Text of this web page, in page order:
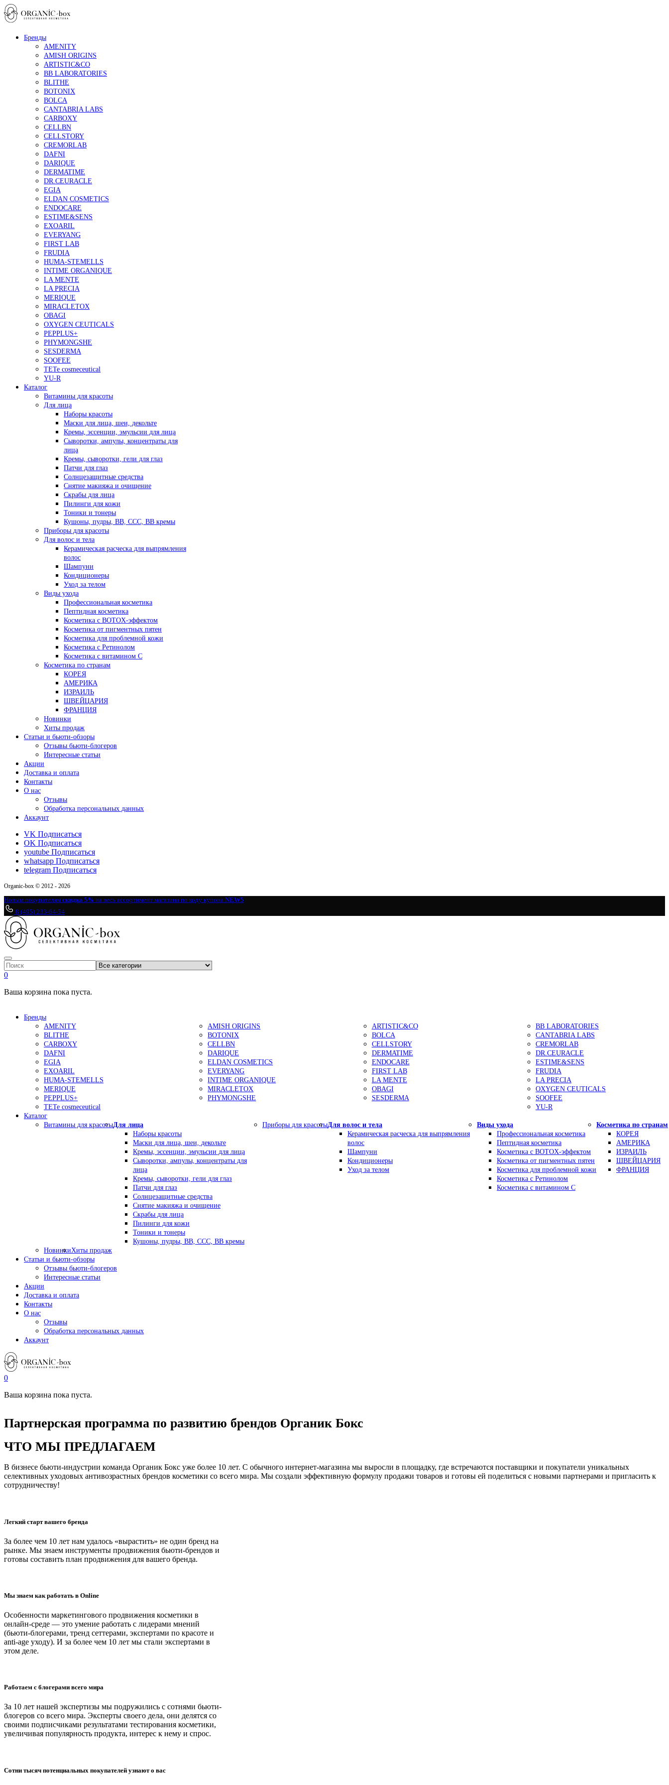
Бренды
AMENITY
AMISH ORIGINS
ARTISTIC&CO
BB LABORATORIES
BLITHE
BOTONIX
BOLCA
CANTABRIA LABS
CARBOXY
CELLBN
CELLSTORY
CREMORLAB
DAFNI
DARIQUE
DERMATIME
DR.CEURACLE
EGIA
ELDAN COSMETICS
ENDOCARE
ESTIME&SENS
EXOARIL
EVERYANG
FIRST LAB
FRUDIA
HUMA-STEMELLS
INTIME ORGANIQUE
LA MENTE
LA PRECIA
MERIQUE
MIRACLETOX
OBAGI
OXYGEN CEUTICALS
PEPPLUS+
PHYMONGSHE
SESDERMA
SOOFEE
TETe cosmeceutical
YU-R
Каталог
Витамины для красоты
Для лица
Наборы красоты
Маски для лица, шеи, декольте
Кремы, эссенции, эмульсии для лица
Сыворотки, ампулы, концентраты для
лица
Кремы, сыворотки, гели для глаз
Патчи для глаз
Солнцезащитные средства
Снятие макияжа и очищение
Скрабы для лица
Пилинги для кожи
Тоники и тонеры
Кушоны, пудры, ВВ, ССС, ВВ кремы
Приборы для красоты
Для волос и тела
Керамическая расческа для выпрямления
волос
Шампуни
Кондиционеры
Уход за телом
Виды ухода
Профессиональная косметика
Пептидная косметика
Косметика с BOTOX-эффектом
Косметика от пигментных пятен
Косметика для проблемной кожи
Косметика с Ретинолом
Косметика с витамином С
Косметика по странам
КОРЕЯ
АМЕРИКА
ИЗРАИЛЬ
ШВЕЙЦАРИЯ
ФРАНЦИЯ
Новинки
Хиты продаж
Статьи и бьюти-обзоры
Отзывы бьюти-блогеров
Интересные статьи
Акции
Доставка и оплата
Контакты
О нас
Отзывы
Обработка персональных данных
Аккаунт
VK Подписаться
OK Подписаться
youtube Подписаться
whatsapp Подписаться
telegram Подписаться
Organic-box © 2012 - 2026
Новым покупателям скидка 5% на весь ассортимент магазина по коду купона NEW5
8 (495) 233-64-54
0
Ваша корзина пока пуста.
Бренды
AMENITY
AMISH ORIGINS ARTISTIC&CO
BB LABORATORIES
BLITHE
BOTONIX BOLCA
CANTABRIA LABS
CARBOXY
CELLBN CELLSTORY
CREMORLAB
DAFNI
DARIQUE DERMATIME
DR.CEURACLE
EGIA
ELDAN COSMETICS ENDOCARE
ESTIME&SENS
EXOARIL
EVERYANG FIRST LAB
FRUDIA
HUMA-STEMELLS
INTIME ORGANIQUE LA MENTE
LA PRECIA
MERIQUE
MIRACLETOX OBAGI
OXYGEN CEUTICALS
PEPPLUS+
PHYMONGSHE SESDERMA
SOOFEE
TETe cosmeceutical
YU-R
Каталог
Витамины для красотыДля лица
Наборы красоты
Маски для лица, шеи, декольте
Кремы, эссенции, эмульсии для лица
Сыворотки, ампулы, концентраты для
лица
Кремы, сыворотки, гели для глаз
Патчи для глаз
Солнцезащитные средства
Снятие макияжа и очищение
Скрабы для лица
Пилинги для кожи
Тоники и тонеры
Кушоны, пудры, ВВ, ССС, ВВ кремы
Приборы для красотыДля волос и тела
Керамическая расческа для выпрямления
волос
Шампуни
Кондиционеры
Уход за телом
Виды ухода
Профессиональная косметика
Пептидная косметика
Косметика с BOTOX-эффектом
Косметика от пигментных пятен
Косметика для проблемной кожи
Косметика с Ретинолом
Косметика с витамином С
Косметика по странам
КОРЕЯ
АМЕРИКА
ИЗРАИЛЬ
ШВЕЙЦАРИЯ
ФРАНЦИЯ
НовинкиХиты продаж
Статьи и бьюти-обзоры
Отзывы бьюти-блогеров
Интересные статьи
Акции
Доставка и оплата
Контакты
О нас
Отзывы
Обработка персональных данных
Аккаунт
0
Ваша корзина пока пуста.
Партнерская программа по развитию брендов Органик Бокс
ЧТО МЫ ПРЕДЛАГАЕМ
В бизнесе бьюти-индустрии команда Органик Бокс уже более 10 лет. С обычного интернет-магазина мы выросли в площадку, где встречаются поставщики и покупатели уникальных
селективных уходовых антивозрастных брендов косметики со всего мира. Мы создали эффективную формулу продажи товаров и готовы ей поделиться с новыми партнерами и пригласить к
сотрудничеству!
Легкий старт вашего бренда
За более чем 10 лет нам удалось «вырастить» не один бренд на
рынке. Мы знаем инструменты продвижения бьюти-брендов и
готовы составить план продвижения для вашего бренда.
Мы знаем как работать в Online
Особенности маркетингового продвижения косметики в
онлайн-среде — это умение работать с лидерами мнений
(бьюти-блогерами, тренд сеттерами, экспертами по красоте и
anti-age уходу). И за более чем 10 лет мы стали экспертами в
этом деле.
Работаем с блогерами всего мира
За 10 лет нашей экспертизы мы подружились с сотнями бьюти-
блогеров со всего мира. Эксперты своего дела, они делятся со
своими подписчиками результатами тестирования косметики,
увеличивая популярность продукта, интерес к нему и спрос.
Сотни тысяч потенциальных покупателей узнают о вас